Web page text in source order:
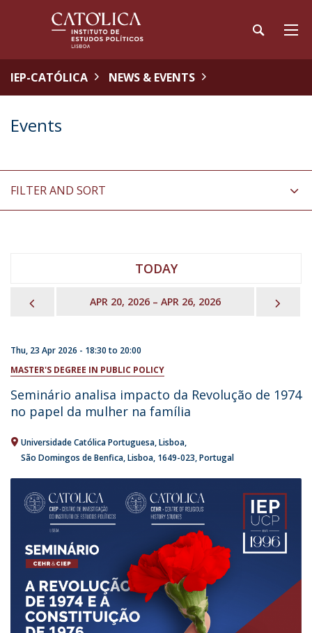
IEP-CATÓLICA NEWS & EVENTS
Events
FILTER AND SORT
TODAY
PREVIOUSAPR 20, 2026 – APR 26, 2026
Thu, 23 Apr 2026 - 18:30to 20:00
MASTER'S DEGREE IN PUBLIC POLICY
Seminário analisa impacto da Revolução de 1974
no papel da mulher na família
Universidade Católica Portuguesa Lisboa
São Domingos de Benfica, Lisboa 1649-023 Portugal